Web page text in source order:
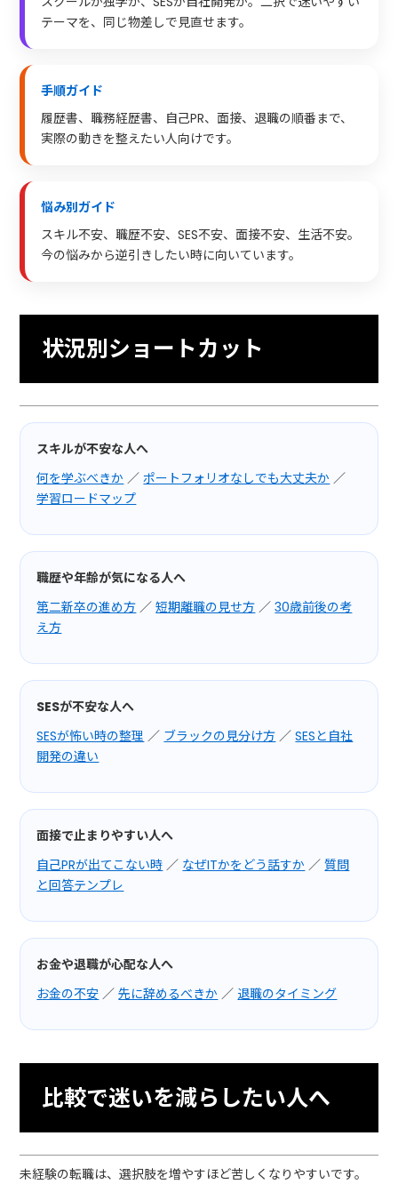
テーマを、同じ物差しで見直せます。
手順ガイド
履歴書、職務経歴書、自己PR、面接、退職の順番まで、
実際の動きを整えたい人向けです。
悩み別ガイド
スキル不安、職歴不安、SES不安、面接不安、生活不安。
今の悩みから逆引きしたい時に向いています。
状況別ショートカット
スキルが不安な人へ
何を学ぶべきか ／ポートフォリオなしでも大丈夫か ／
学習ロードマップ
職歴や年齢が気になる人へ
第二新卒の進め方 ／短期離職の見せ方 ／30歳前後の考
え方
SESが不安な人へ
SESが怖い時の整理 ／ ブラックの見分け方 ／SESと自社
開発の違い
面接で止まりやすい人へ
自己PRが出てこない時 ／ なぜITかをどう話すか ／質問
と回答テンプレ
お金や退職が心配な人へ
お金の不安 ／先に辞めるべきか ／ 退職のタイミング
比較で迷いを減らしたい人へ
未経験の転職は、選択肢を増やすほど苦しくなりやすいです。